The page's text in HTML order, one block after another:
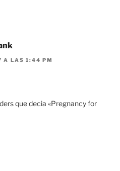
A LAS 1:44 PM
que decia «Pregnancy for